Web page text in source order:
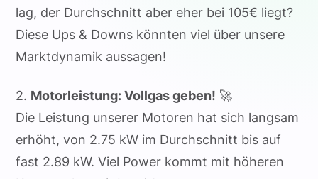
lag, der Durchschnitt aber eher bei 105€ liegt?
Diese Ups & Downs könnten viel über unsere
Marktdynamik aussagen!
2. Motorleistung: Vollgas geben! 🚀
Die Leistung unserer Motoren hat sich langsam
erhöht, von 2.75 kW im Durchschnitt bis auf
fast 2.89 kW. Viel Power kommt mit höheren